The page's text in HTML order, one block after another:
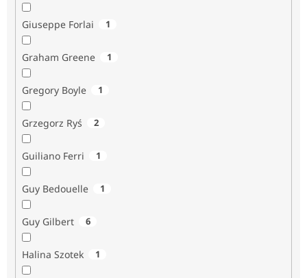
Giuseppe Forlai 1
Graham Greene 1
Gregory Boyle 1
Grzegorz Ryś 2
Guiliano Ferri 1
Guy Bedouelle 1
Guy Gilbert 6
Halina Szotek 1